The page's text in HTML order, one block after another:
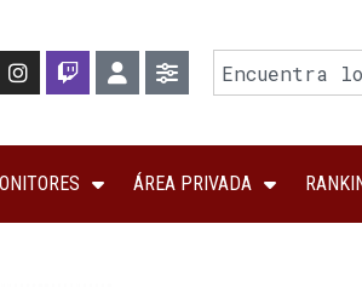
ÁREA PRIVADA